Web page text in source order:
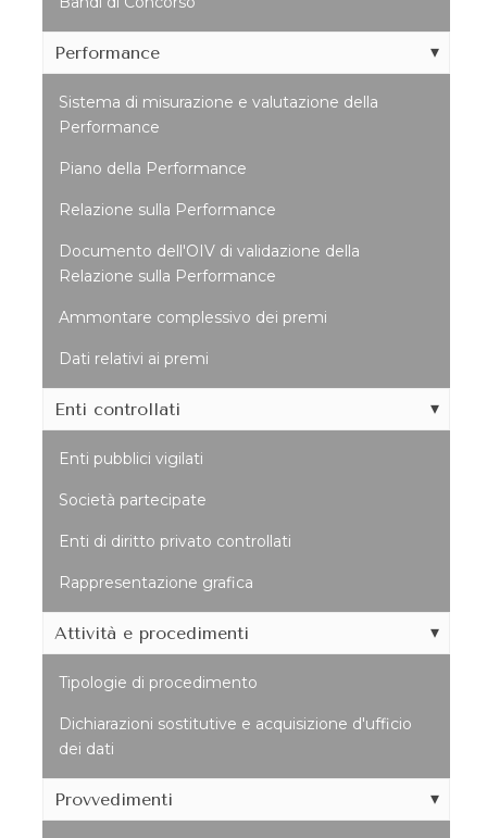
Performance
Sistema di misurazione e valutazione della
Performance
Piano della Performance
Relazione sulla Performance
Documento dell'OIV di validazione della
Relazione sulla Performance
Ammontare complessivo dei premi
Dati relativi ai premi
Enti controllati
Enti pubblici vigilati
Società partecipate
Enti di diritto privato controllati
Rappresentazione grafica
Attività e procedimenti
Tipologie di procedimento
Dichiarazioni sostitutive e acquisizione d'ufficio
dei dati
Provvedimenti